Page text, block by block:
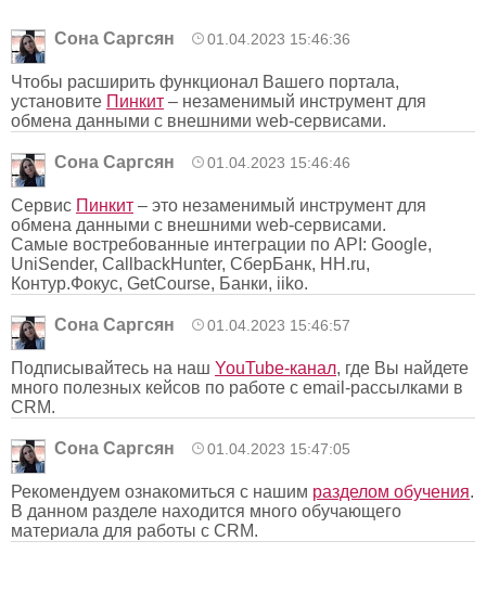
Сона Саргсян 01.04.2023 15:46:36
Чтобы расширить функционал Вашего портала,
установите Пинкит – незаменимый инструмент для
обмена данными с внешними web-сервисами.
Сона Саргсян 01.04.2023 15:46:46
Сервис Пинкит – это незаменимый инструмент для
обмена данными с внешними web-сервисами.
Самые востребованные интеграции по API: Google,
UniSender, CallbackHunter, СберБанк, HH.ru,
Контур.Фокус, GetCourse, Банки, iiko.
Сона Саргсян 01.04.2023 15:46:57
Подписывайтесь на наш YouTube-канал, где Вы найдете
много полезных кейсов по работе с email-рассылками в
CRM.
Сона Саргсян 01.04.2023 15:47:05
Рекомендуем ознакомиться с нашим разделом обучения.
В данном разделе находится много обучающего
материала для работы с CRM.